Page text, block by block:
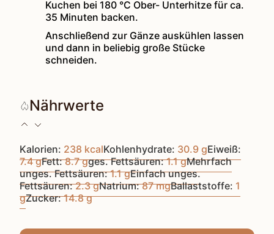
Kuchen bei 180 °C Ober- Unterhitze für ca.
35 Minuten backen.
Anschließend zur Gänze auskühlen lassen
und dann in beliebig große Stücke
schneiden.
Nährwerte
Kalorien: 238 kcalKohlenhydrate: 30.9 gEiweiß:
7.4 gFett:8.7 gges. Fettsäuren:1.1 gMehrfach
unges. Fettsäuren:1.1 gEinfach unges.
Fettsäuren:2.3 gNatrium:87 mgBallaststoffe: 1
gZucker:14.8 g